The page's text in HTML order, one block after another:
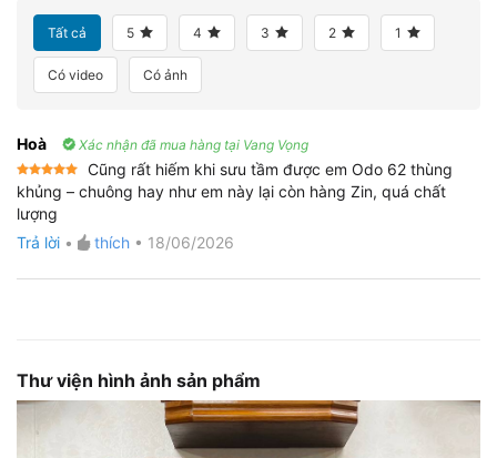
Tất cả 5 4 3 2 1
Có video Có ảnh
Hoà Xác nhận đã mua hàng tại Vang Vọng
Được xếp
hạng 55
sao
Cũng rất hiếm khi sưu tầm được em Odo 62 thùng
khủng – chuông hay như em này lại còn hàng Zin, quá chất
lượng
Trả lời • thích • 18/06/2026
Thư viện hình ảnh sản phẩm